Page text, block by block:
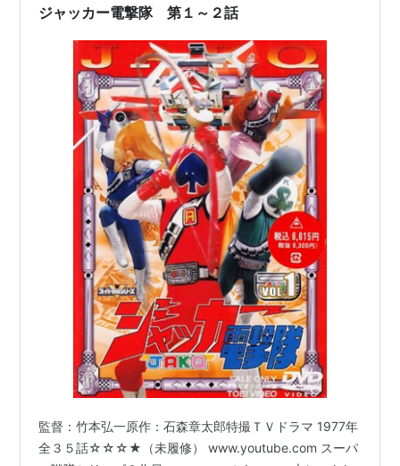
ジャッカー電撃隊 第１～２話
監督：竹本弘一原作：石森章太郎特撮ＴＶドラマ 1977年
全３５話☆☆☆★（未履修） www.youtube.com スーパ